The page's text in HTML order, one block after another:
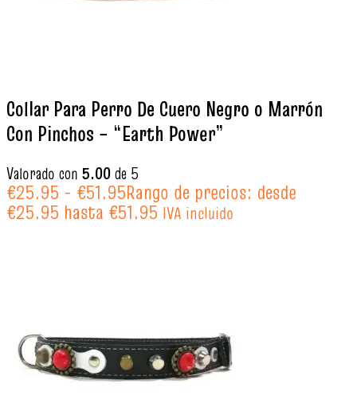
Collar Para Perro De Cuero Negro o Marrón
Con Pinchos – “Earth Power”
Valorado con 5.00de 5
€25.95 - €51.95Rango de precios: desde
€25.95 hasta €51.95 IVA incluido